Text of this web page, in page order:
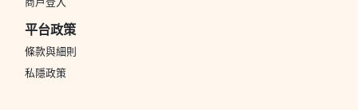
平台政策
條款與細則
私隱政策